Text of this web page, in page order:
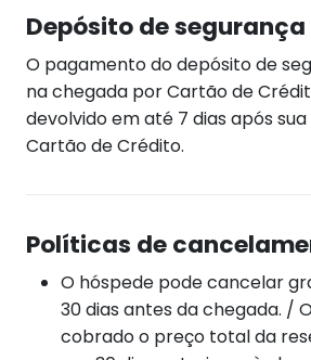
Depósito de segurança
O pagamento do depósito de
na chegada por Cartão de
devolvido em até 7 dias após
Cartão de Crédito.
Políticas de
O hóspede pode cancelar
30 dias antes da chegada. /
cobrado o preço total da